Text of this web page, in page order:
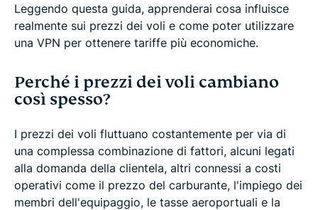
Leggendo questa guida, apprenderai cosa influisce
realmente sui prezzi dei voli e come poter utilizzare
una VPN per ottenere tariffe più economiche.
Perché i prezzi dei voli cambiano
così spesso?
I prezzi dei voli fluttuano costantemente per via di
una complessa combinazione di fattori, alcuni legati
alla domanda della clientela, altri connessi a costi
operativi come il prezzo del carburante, l'impiego dei
membri dell'equipaggio, le tasse aeroportuali e la